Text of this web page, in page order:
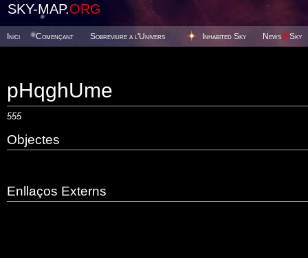
SKY-MAP.ORG
Inici Començant Sobreviure a l'Univers Inhabited Sky News@Sky
pHqghUme
555
Objectes
Enllaços Externs